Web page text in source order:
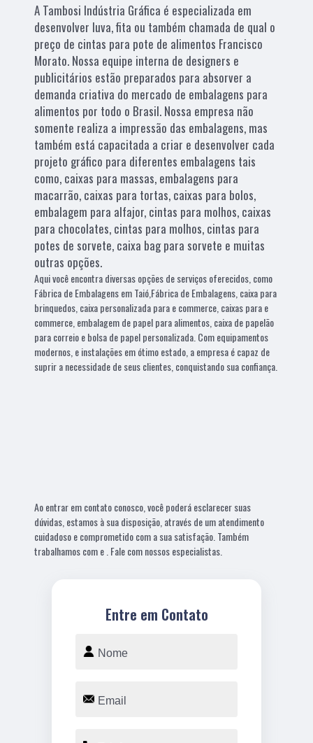
A Tambosi Indústria Gráfica é especializada em
desenvolver luva, fita ou também chamada de qual o
preço de cintas para pote de alimentos Francisco
Morato. Nossa equipe interna de designers e
publicitários estão preparados para absorver a
demanda criativa do mercado de embalagens para
alimentos por todo o Brasil. Nossa empresa não
somente realiza a impressão das embalagens, mas
também está capacitada a criar e desenvolver cada
projeto gráfico para diferentes embalagens tais
como, caixas para massas, embalagens para
macarrão, caixas para tortas, caixas para bolos,
embalagem para alfajor, cintas para molhos, caixas
para chocolates, cintas para molhos, cintas para
potes de sorvete, caixa bag para sorvete e muitas
outras opções.
Aqui você encontra diversas opções de serviços oferecidos, como
Fábrica de Embalagens em Taió,Fábrica de Embalagens, caixa para
brinquedos, caixa personalizada para e commerce, caixas para e
commerce, embalagem de papel para alimentos, caixa de papelão
para correio e bolsa de papel personalizada. Com equipamentos
modernos, e instalações em ótimo estado, a empresa é capaz de
suprir a necessidade de seus clientes, conquistando sua confiança.
Ao entrar em contato conosco, você poderá esclarecer suas
dúvidas, estamos à sua disposição, através de um atendimento
cuidadoso e comprometido com a sua satisfação. Também
trabalhamos com e . Fale com nossos especialistas.
Entre em Contato